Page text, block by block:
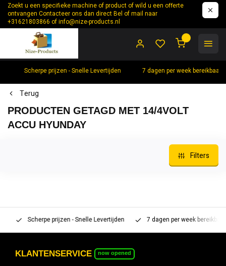
Zoekt u een specifieke machine of product of wild u een offerte
ontvangen Contacteer ons dan direct Bel of mail naar
+31621803866 ofinfo@nize-products.nl
Scherpe prijzen - Snelle Levertijden 7 dagen per week bereikbaar
Terug
PRODUCTEN GETAGD MET 14/4VOLT
ACCU HYUNDAY
Filters
Scherpe prijzen - Snelle Levertijden 7 dagen per week bereikbaar
KLANTENSERVICE now opened